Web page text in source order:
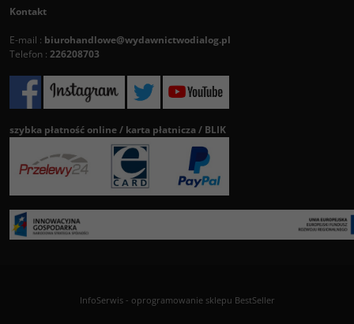
Kontakt
E-mail : biurohandlowe@wydawnictwodialog.pl
Telefon : 226208703
szybka płatność online / karta płatnicza / BLIK
InfoSerwis- oprogramowanie sklepu BestSeller